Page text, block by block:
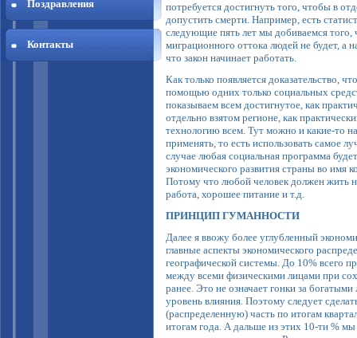
Поздравления
Контакты
потребуется достигнуть того, чтобы в
допустить смерти. Например, есть
следующие пять лет мы добиваемся того,
миграционного оттока людей не будет, а
что закон начинает работать.
Как только появляется доказательство,
помощью одних только социальных
показываем всем достигнутое, как
отдельно взятом регионе, как
технологию всем. Тут можно и какие-то
применять, то есть использовать самое
случае любая социальная программа
экономического развития страны во имя
Потому что любой человек должен жить
работа, хорошее питание и т.д.
ПРИНЦИП ГУМАННОСТИ
Далее я ввожу более углубленный
главные аспекты экономического
географической системы. До 10% всего
между всеми физическими лицами при
ранее. Это не означает гонки за
уровень влияния. Поэтому следует
(распределенную) часть по итогам
итогам года. А дальше из этих 10-ти %